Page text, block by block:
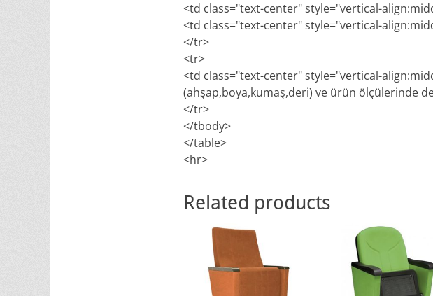
<td class="text-center" style="vertical-
<td class="text-center" style="vertical-
</tr>
<tr>
<td class="text-center" style="vertical-
(ahşap,boya,kumaş,deri) ve ürün ölçülerinde
</tr>
</tbody>
</table>
<hr>
Related products